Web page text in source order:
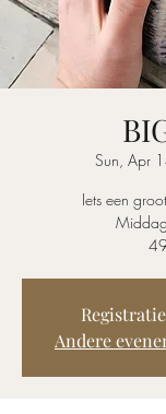
Sun, Apr
Iets een
Andere